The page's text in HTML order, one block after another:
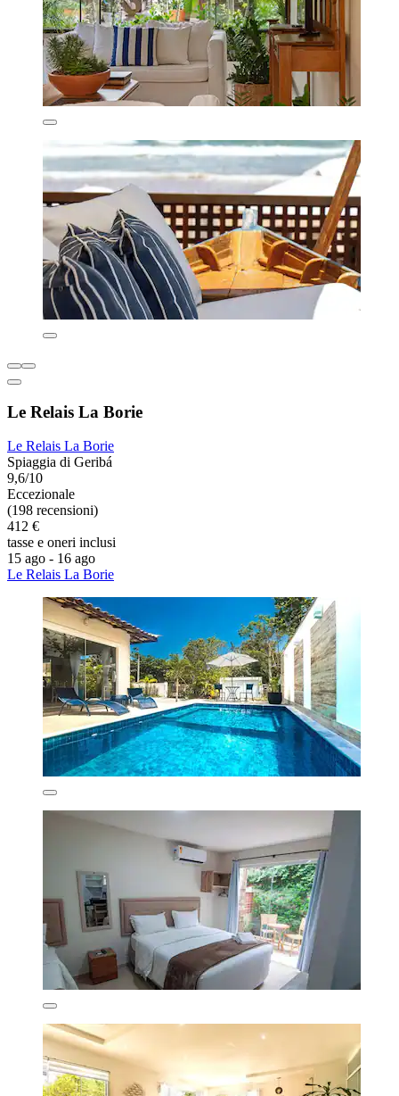
Le Relais La Borie
Le Relais La Borie
Spiaggia di Geribá
9,6/10
Eccezionale
(198 recensioni)
412 €
tasse e oneri inclusi
15 ago - 16 ago
Le Relais La Borie